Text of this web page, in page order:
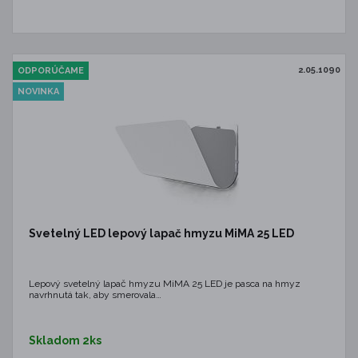
2.05.1090
ODPORÚČAME
NOVINKA
Svetelný LED lepový lapač hmyzu MiMA 25 LED
Lepový svetelný lapač hmyzu MiMA 25 LED je pasca na hmyz
navrhnutá tak, aby smerovala…
Skladom 2ks